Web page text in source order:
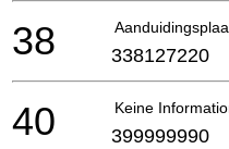
38 338127220
Keine
40 399999990